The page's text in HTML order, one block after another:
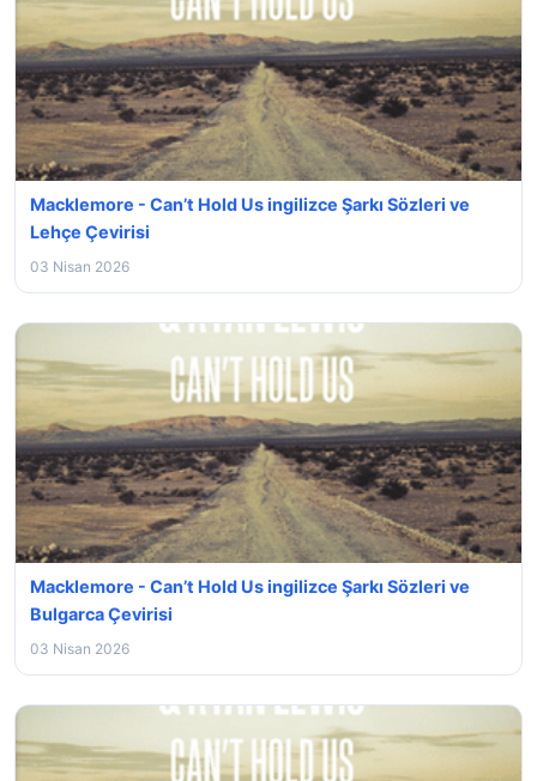
Macklemore - Can’t Hold Us ingilizce Şarkı Sözleri ve
Lehçe Çevirisi
03 Nisan 2026
Macklemore - Can’t Hold Us ingilizce Şarkı Sözleri ve
Bulgarca Çevirisi
03 Nisan 2026